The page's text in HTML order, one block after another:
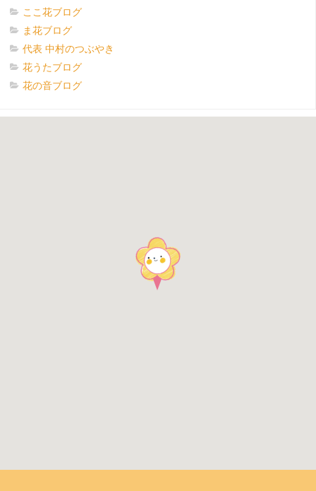
ここ花ブログ
ま花ブログ
代表 中村のつぶやき
花うたブログ
花の音ブログ